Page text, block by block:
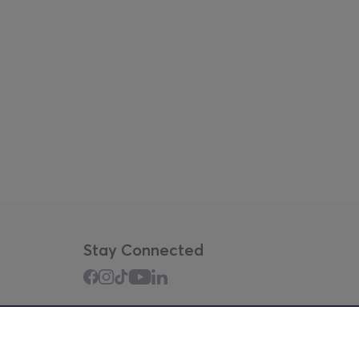
Stay Connected